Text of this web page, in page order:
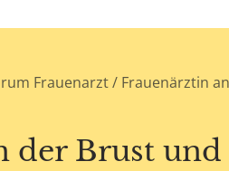
Frauenarzt / Frauenärztin
der Brust und